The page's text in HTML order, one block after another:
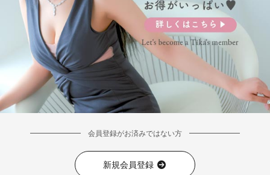
会員登録がお済みではない方
新規会員登録